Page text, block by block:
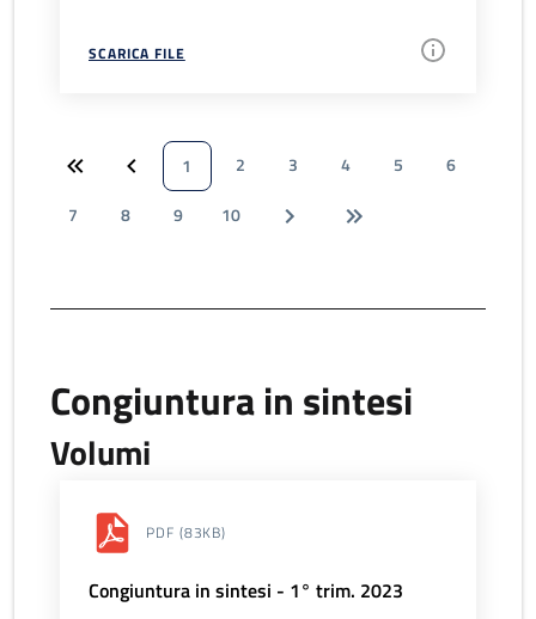
SCARICA FILE
1 2 3 4 5
6
7
8 9 10
Congiuntura in sintesi
Volumi
PDF (83KB)
Congiuntura in sintesi - 1° trim. 2023